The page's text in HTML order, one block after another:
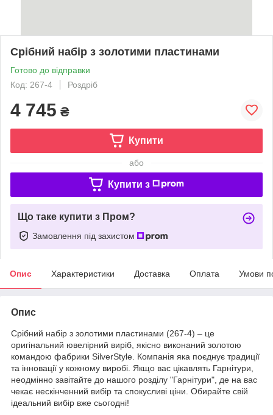
Срібний набір з золотими пластинами
Готово до відправки
Код: 267-4
Роздріб
4 745 ₴
Купити
або
Купити з
Що таке купити з Пром?
Замовлення під захистом
Опис Характеристики Доставка Оплата Умови
Опис
Срібний набір з золотими пластинами (267-4) – це
оригінальний ювелірний виріб, якісно виконаний золотою
командою фабрики SilverStyle. Компанія яка поєднує традиції
та інновації у кожному виробі. Якщо вас цікавлять Гарнітури,
неодмінно завітайте до нашого розділу "Гарнітури", де на вас
чекає нескінченний вибір та спокусливі ціни. Обирайте свій
ідеальний вибір вже сьогодні!